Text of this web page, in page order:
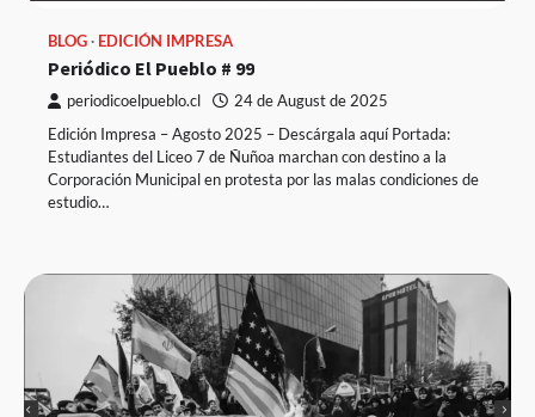
BLOG EDICIÓN IMPRESA
Periódico El Pueblo # 99
periodicoelpueblo.cl 24 de August de 2025
Edición Impresa – Agosto 2025 – Descárgala aquí Portada:
Estudiantes del Liceo 7 de Ñuñoa marchan con destino a la
Corporación Municipal en protesta por las malas condiciones de
estudio…